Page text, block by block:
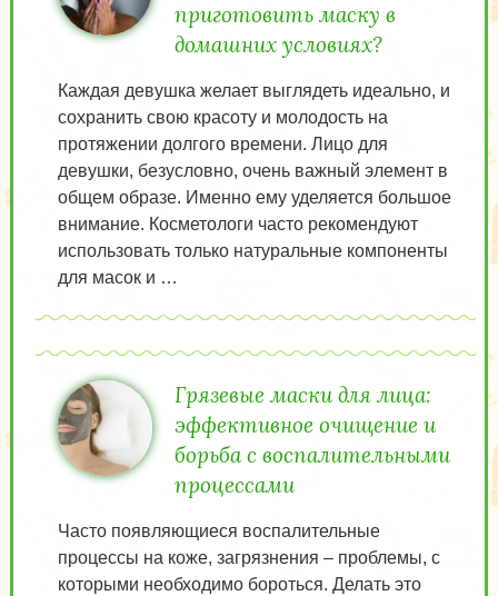
приготовить маску в
домашних условиях?
Каждая девушка желает выглядеть идеально, и
сохранить свою красоту и молодость на
протяжении долгого времени. Лицо для
девушки, безусловно, очень важный элемент в
общем образе. Именно ему уделяется большое
внимание. Косметологи часто рекомендуют
использовать только натуральные компоненты
для масок и …
Грязевые маски для лица:
эффективное очищение и
борьба с воспалительными
процессами
Часто появляющиеся воспалительные
процессы на коже, загрязнения – проблемы, с
которыми необходимо бороться. Делать это